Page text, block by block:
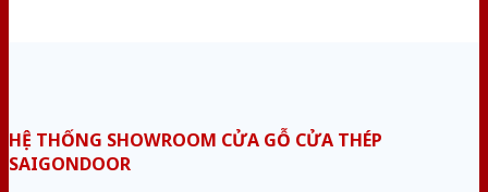
HỆ THỐNG SHOWROOM CỬA GỖ CỬA THÉP
SAIGONDOOR